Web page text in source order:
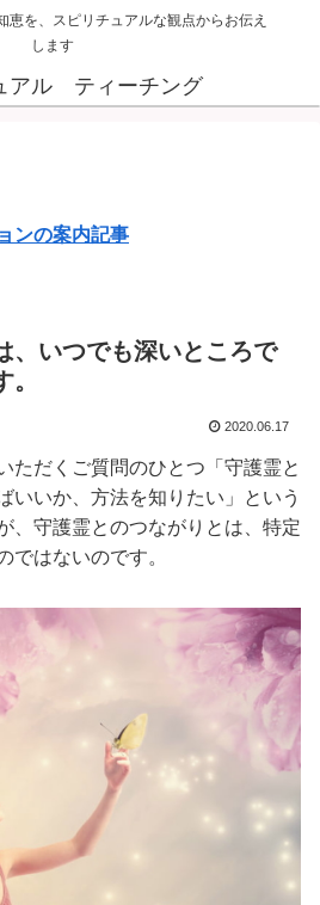
恵を、スピリチュアルな観点からお伝え
します
アル ティーチング
ンの案内記事
、いつでも深いところで
2020.06.17
ただくご質問のひとつ「守護霊と
いいか、方法を知りたい」という
、守護霊とのつながりとは、特定
ではないのです。